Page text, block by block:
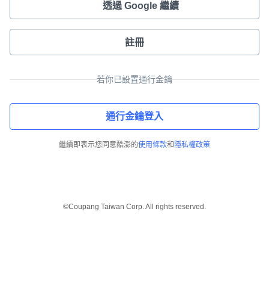
透過 Google 繼續
註冊
若你已設置通行金鑰
通行金鑰登入
繼續即表示您同意酷澎的使用條款和 隱私權政策
©Coupang Taiwan Corp. All rights reserved.